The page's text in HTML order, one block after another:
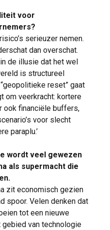
voor
serieuzer nemen.
dan overschat.
de illusie dat het wel
is structureel
reset” gaat
om veerkracht: kortere
ook financiële buffers,
voor slecht
paraplu.’
wordt veel gewezen
als supermacht die
zit economisch gezien
spoor. Velen denken dat
tot een nieuwe
van technologie